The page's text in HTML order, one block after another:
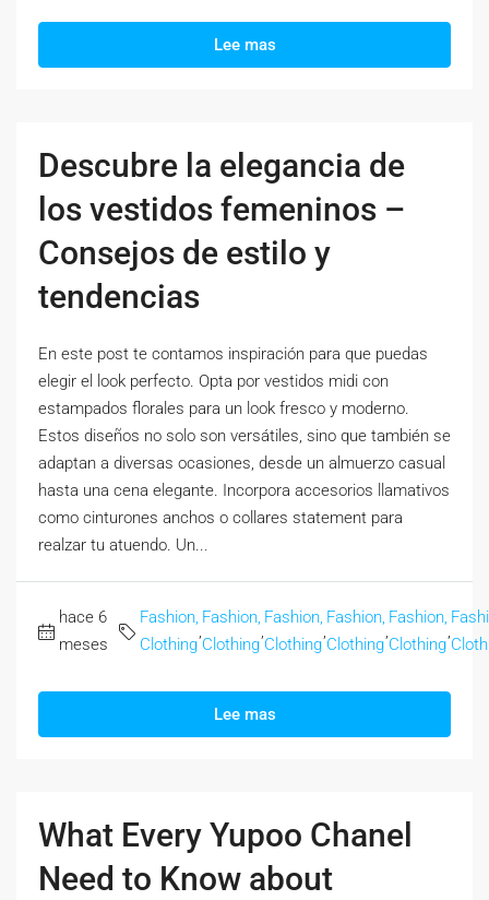
Lee mas
Descubre la elegancia de
los vestidos femeninos –
Consejos de estilo y
tendencias
En este post te contamos inspiración para que puedas
elegir el look perfecto. Opta por vestidos midi con
estampados florales para un look fresco y moderno.
Estos diseños no solo son versátiles, sino que también se
adaptan a diversas ocasiones, desde un almuerzo casual
hasta una cena elegante. Incorpora accesorios llamativos
como cinturones anchos o collares statement para
realzar tu atuendo. Un...
hace 6
meses
Fashion,
Clothing
Fashion,
Clothing
Fashion,
Clothing
Fashion,
Clothing
Fashion,
Clothing
Lee mas
What Every Yupoo Chanel
Need to Know about